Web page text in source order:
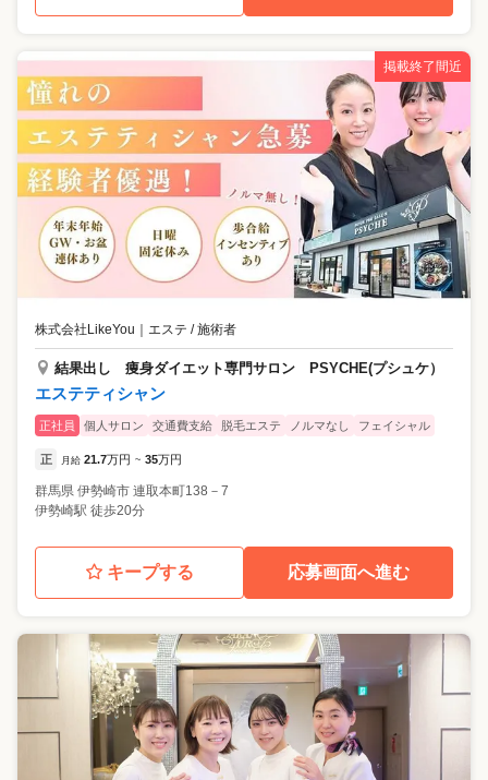
掲載終了間近
株式会社LikeYou エステ / 施術者
結果出し 痩身ダイエット専門サロン PSYCHE(プシュケ）
エステティシャン
正社員 個人サロン 交通費支給 脱毛エステ ノルマなし フェイシャル
正 月給 21.7万円 ~ 35万円
群馬県 伊勢崎市 連取本町138－7
伊勢崎駅 徒歩20分
キープする 応募画面へ進む